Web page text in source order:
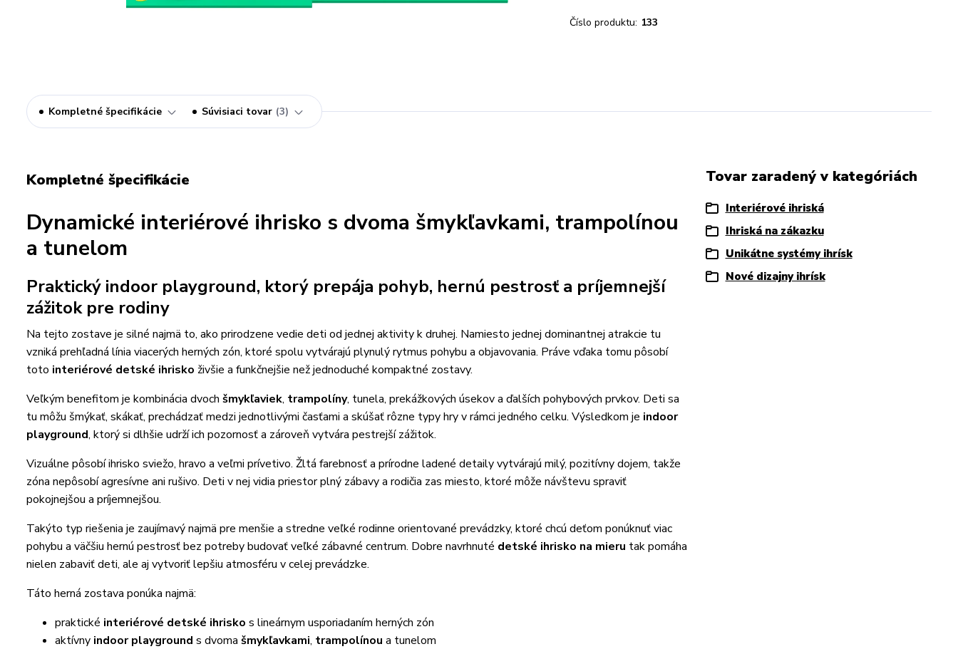
Číslo produktu: 133
Kompletné špecifikácie Súvisiaci tovar 3
Kompletné špecifikácie
Dynamické interiérové ihrisko s dvoma šmykľavkami, trampolínou
a tunelom
Praktický indoor playground, ktorý prepája pohyb, hernú pestrosť a príjemnejší
zážitok pre rodiny
Na tejto zostave je silné najmä to, ako prirodzene vedie deti od jednej aktivity k druhej. Namiesto jednej dominantnej atrakcie tu
vzniká prehľadná línia viacerých herných zón, ktoré spolu vytvárajú plynulý rytmus pohybu a objavovania. Práve vďaka tomu pôsobí
toto interiérové detské ihrisko živšie a funkčnejšie než jednoduché kompaktné zostavy.
Veľkým benefitom je kombinácia dvoch šmykľaviek, trampolíny, tunela, prekážkových úsekov a ďalších pohybových prvkov. Deti sa
tu môžu šmýkať, skákať, prechádzať medzi jednotlivými časťami a skúšať rôzne typy hry v rámci jedného celku. Výsledkom je indoor
playground, ktorý si dlhšie udrží ich pozornosť a zároveň vytvára pestrejší zážitok.
Vizuálne pôsobí ihrisko sviežo, hravo a veľmi prívetivo. Žltá farebnosť a prírodne ladené detaily vytvárajú milý, pozitívny dojem, takže
zóna nepôsobí agresívne ani rušivo. Deti v nej vidia priestor plný zábavy a rodičia zas miesto, ktoré môže návštevu spraviť
pokojnejšou a príjemnejšou.
Takýto typ riešenia je zaujímavý najmä pre menšie a stredne veľké rodinne orientované prevádzky, ktoré chcú deťom ponúknuť viac
pohybu a väčšiu hernú pestrosť bez potreby budovať veľké zábavné centrum. Dobre navrhnuté detské ihrisko na mieru tak pomáha
nielen zabaviť deti, ale aj vytvoriť lepšiu atmosféru v celej prevádzke.
Táto herná zostava ponúka najmä:
praktické interiérové detské ihrisko s lineárnym usporiadaním herných zón
aktívny indoor playground s dvoma šmykľavkami, trampolínou a tunelom
Tovar zaradený v kategóriách
Interiérové ihriská
Ihriská na zákazku
Unikátne systémy ihrísk
Nové dizajny ihrísk